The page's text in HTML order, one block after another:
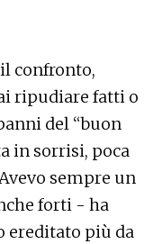
confronto,
ripudiare fatti o
del “buon
in sorrisi, poca
sempre un
forti - ha
ereditato più da